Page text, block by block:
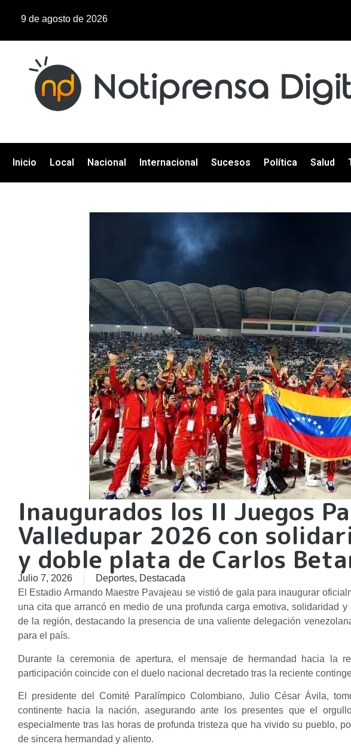
9 de agosto de 2026
Inicio Local Nacional Internacional Sucesos Política Salud
Inaugurados los II Juegos
Valledupar 2026 con
y doble plata de Carlos
Julio 7, 2026 Deportes, Destacada
El Estadio Armando Maestre Pavajeau se vistió de gala para inaugurar
una cita que arrancó en medio de una profunda carga emotiva, solidaridad
de la región, destacando la presencia de una valiente delegación
para el país.
Durante la ceremonia de apertura, el mensaje de hermandad hacia la
participación coincide con el duelo nacional decretado tras la reciente
El presidente del Comité Paralímpico Colombiano, Julio César Ávila,
continente hacia la nación, asegurando ante los presentes que el
especialmente tras las horas de profunda tristeza que ha vivido su pueblo,
de sincera hermandad y aliento.